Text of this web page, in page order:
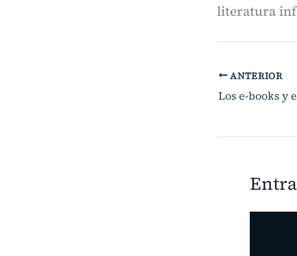
literatura
ANTERIOR
Los e-books y